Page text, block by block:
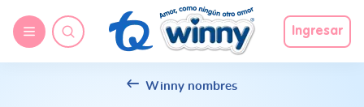
Ingresar
Winny nombres